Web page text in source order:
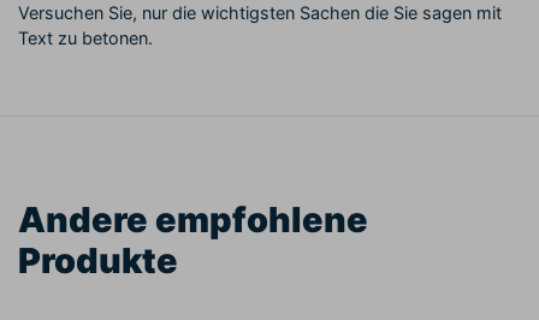
Versuchen Sie, nur die wichtigsten Sachen die Sie sagen mit
Text zu betonen.
Andere empfohlene
Produkte